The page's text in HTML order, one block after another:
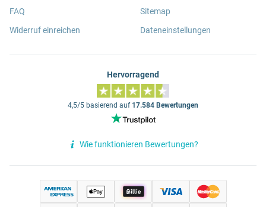
FAQ
Widerruf einreichen
Sitemap
Dateneinstellungen
Hervorragend
4,5/5 basierend auf 17.584 Bewertungen
Wie funktionieren Bewertungen?